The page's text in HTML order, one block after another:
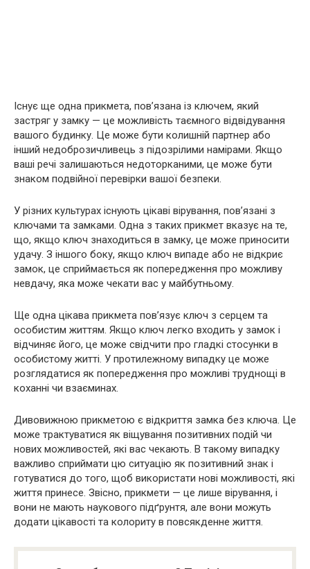
Існує ще одна прикмета, пов’язана із ключем, який
застряг у замку — це можливість таємного відвідування
вашого будинку. Це може бути колишній партнер або
інший недоброзичливець з підозрілими намірами. Якщо
ваші речі залишаються недоторканими, це може бути
знаком подвійної перевірки вашої безпеки.
У різних культурах існують цікаві вірування, пов’язані з
ключами та замками. Одна з таких прикмет вказує на те,
що, якщо ключ знаходиться в замку, це може приносити
удачу. З іншого боку, якщо ключ випаде або не відкриє
замок, це сприймається як попередження про можливу
невдачу, яка може чекати вас у майбутньому.
Ще одна цікава прикмета пов’язує ключ з серцем та
особистим життям. Якщо ключ легко входить у замок і
відчиняє його, це може свідчити про гладкі стосунки в
особистому житті. У протилежному випадку це може
розглядатися як попередження про можливі труднощі в
коханні чи взаєминах.
Дивовижною прикметою є відкриття замка без ключа. Це
може трактуватися як віщування позитивних подій чи
нових можливостей, які вас чекають. В такому випадку
важливо сприймати цю ситуацію як позитивний знак і
готуватися до того, щоб використати нові можливості, які
життя принесе. Звісно, прикмети — це лише вірування, і
вони не мають наукового підґрунтя, але вони можуть
додати цікавості та колориту в повсякденне життя.